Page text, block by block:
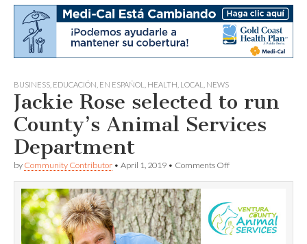
BUSINESS EDUCACIÓN EN ESPAÑOL HEALTH LOCAL NEWS
Jackie Rose selected to run
County’s Animal Services
Department
by Community Contributor • April 1, 2019 • Comments Offon
to
run
County’s